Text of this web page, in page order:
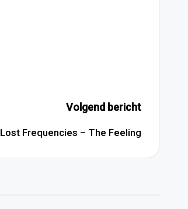
Volgend bericht
Lost Frequencies – The Feeling